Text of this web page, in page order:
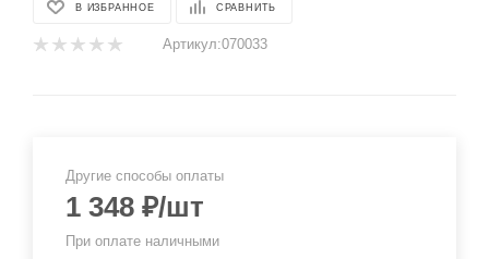
В ИЗБРАННОЕ СРАВНИТЬ
Артикул:070033
Другие способы оплаты
1 348 ₽/шт
При оплате наличными